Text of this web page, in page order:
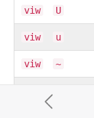
viw U
viw u
viw ~